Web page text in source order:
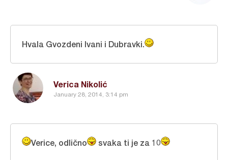
Verica Nikolić
January 28, 2014, 3:14 pm
Hvala Gvozdeni Ivani i Dubravki.
Verice, odlično svaka ti je za 10